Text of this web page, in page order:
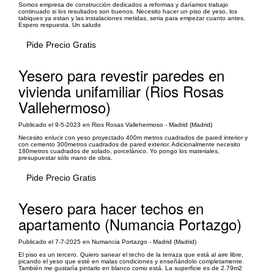
Somos empresa de construcción dedicados a reformas y daríamos trabajo
continuado si los resultados son buenos. Necesito hacer un piso de yeso, los
tabiques ya estan y las instalaciones metidas, seria para empezar cuanto antes.
Espero respuesta. Un saludo
Pide Precio Gratis
Yesero para revestir paredes en
vivienda unifamiliar (Rios Rosas
Vallehermoso)
Publicado el 9-5-2023 en Rios Rosas Vallehermoso - Madrid (Madrid)
Necesito enlucir con yeso proyectado 400m metros cuadrados de pared interior y
con cemento 300metros cuadrados de pared exterior. Adicionalmente necesito
180metros cuadrados de solado, porcelánico. Yo pongo los materiales,
presupuestar sólo mano de obra.
Pide Precio Gratis
Yesero para hacer techos en
apartamento (Numancia Portazgo)
Publicado el 7-7-2025 en Numancia Portazgo - Madrid (Madrid)
El piso es un tercero. Quiero sanear el techo de la terraza que está al aire libre,
picando el yeso que esté en malas condiciones y enseñándolo completamente.
También me gustaría pintarlo en blanco como está. La superficie es de 2.79m2